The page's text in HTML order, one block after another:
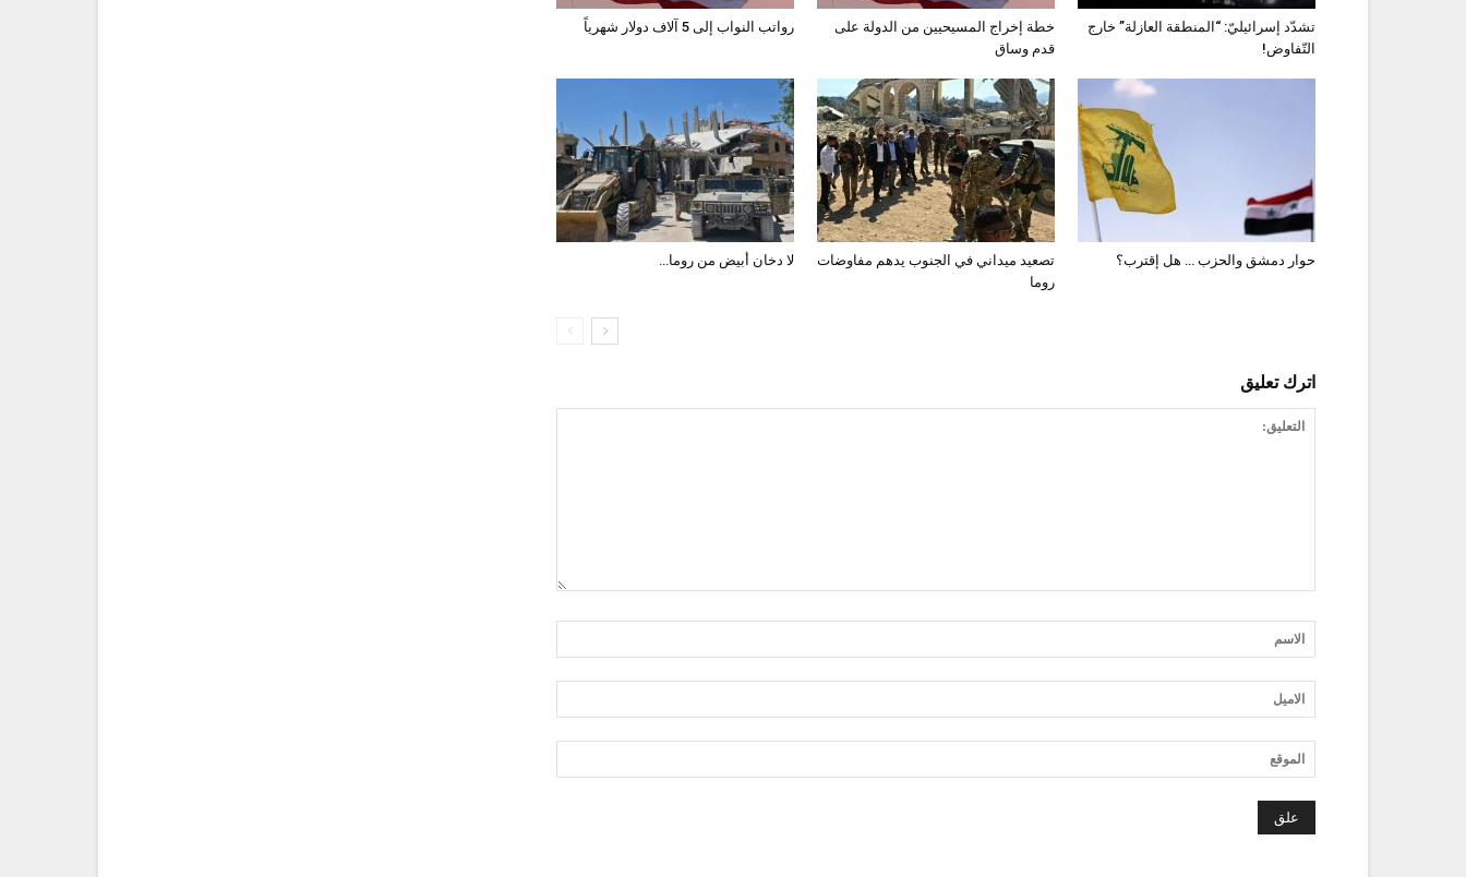
رواتب النواب إلى 5 آلاف دولار شهرياً
خطة إخراج المسيحيين من الدولة على
قدم وساق
تشدّد إسرائيليّ: “المنطقة العازلة” خارج
التّفاوض!
لا دخان أبيض من روما…
تصعيد ميداني في الجنوب يدهم مفاوضات
روما
حوار دمشق والحزب … هل إقترب؟
اترك تعليق